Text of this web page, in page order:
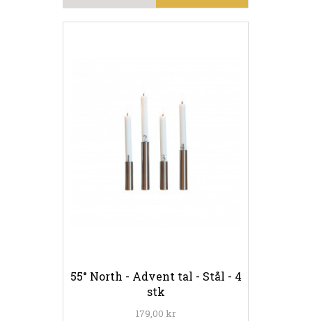
55° North - Advent tal - Stål - 4
stk
179,00 kr